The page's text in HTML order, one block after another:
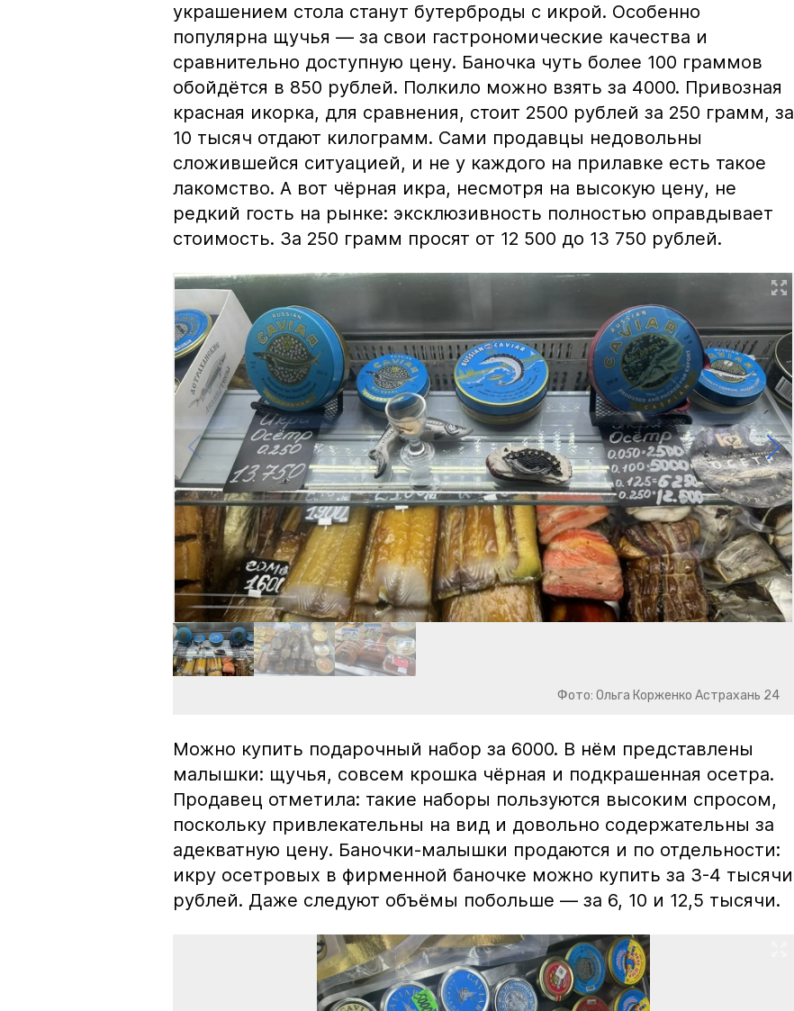
украшением стола станут бутерброды с икрой. Особенно
популярна щучья — за свои гастрономические качества и
сравнительно доступную цену. Баночка чуть более 100 граммов
обойдётся в 850 рублей. Полкило можно взять за 4000. Привозная
красная икорка, для сравнения, стоит 2500 рублей за 250 грамм, за
10 тысяч отдают килограмм. Сами продавцы недовольны
сложившейся ситуацией, и не у каждого на прилавке есть такое
лакомство. А вот чёрная икра, несмотря на высокую цену, не
редкий гость на рынке: эксклюзивность полностью оправдывает
стоимость. За 250 грамм просят от 12 500 до 13 750 рублей.
Фото: Ольга Корженко Астрахань 24
Можно купить подарочный набор за 6000. В нём представлены
малышки: щучья, совсем крошка чёрная и подкрашенная осетра.
Продавец отметила: такие наборы пользуются высоким спросом,
поскольку привлекательны на вид и довольно содержательны за
адекватную цену. Баночки-малышки продаются и по отдельности:
икру осетровых в фирменной баночке можно купить за 3-4 тысячи
рублей. Даже следуют объёмы побольше — за 6, 10 и 12,5 тысячи.